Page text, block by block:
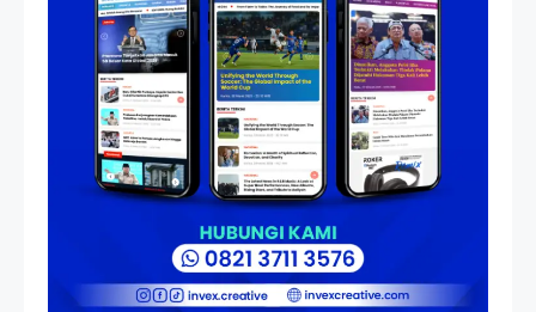
Kedempel, Lahirnya Politik
Non-Blok ke Go-Blok!
Artikel
Menelusuri Akar Sejarah Ulang
Tahun PPU, Pertentangan
Bulan Peringatan vs
Pengesahan UU 7/2002